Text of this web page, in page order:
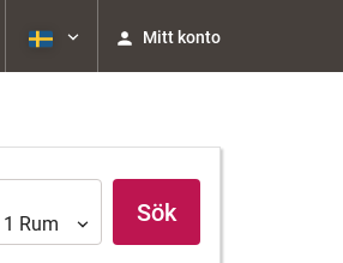
Mitt konto
1 Rum Sök